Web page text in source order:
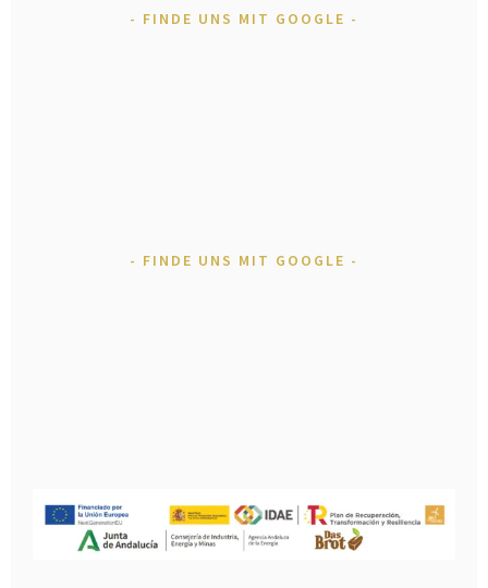
FINDE UNS MIT GOOGLE
FINDE UNS MIT GOOGLE